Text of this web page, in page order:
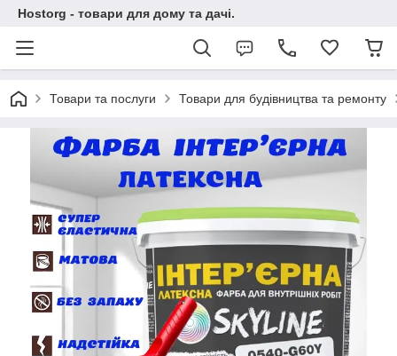
Hostorg - товари для дому та дачі.
Товари та послуги Товари для будівництва та ремонту